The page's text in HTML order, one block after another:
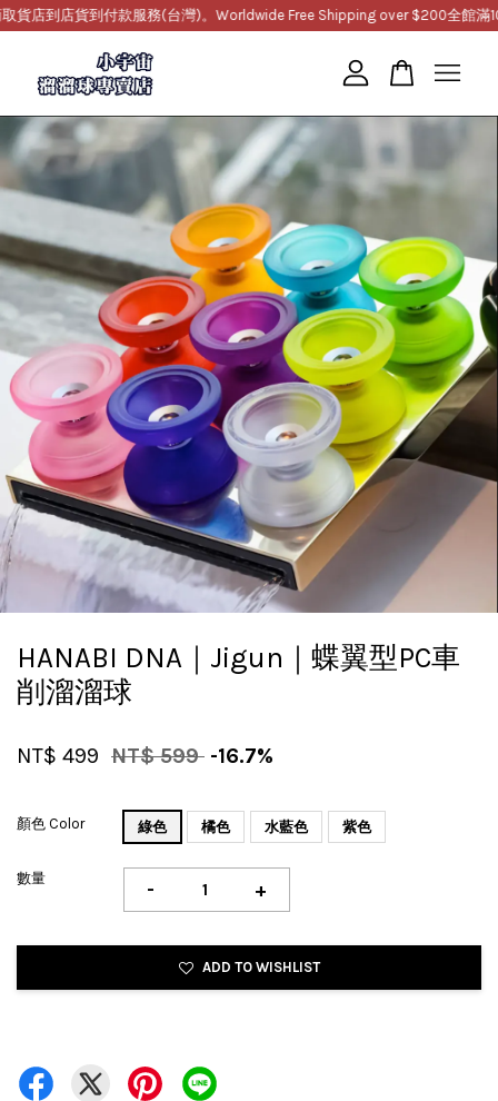
店到店貨到付款服務(台灣)。Worldwide Free Shipping over $200全館滿
HANABI DNA｜Jigun｜蝶翼型PC車
削溜溜球
NT$ 499 NT$ 599 -16.7%
顏色 Color 綠色 橘色 水藍色 紫色
數量 - +
ADD TO WISHLIST
您的購物車目前還是空的。
繼續購物